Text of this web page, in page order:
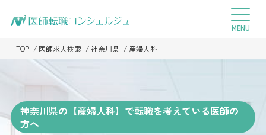
TOP 医師求人検索 神奈川県 産婦人科
神奈川県の【産婦人科】で転職を考えている医師の
方へ